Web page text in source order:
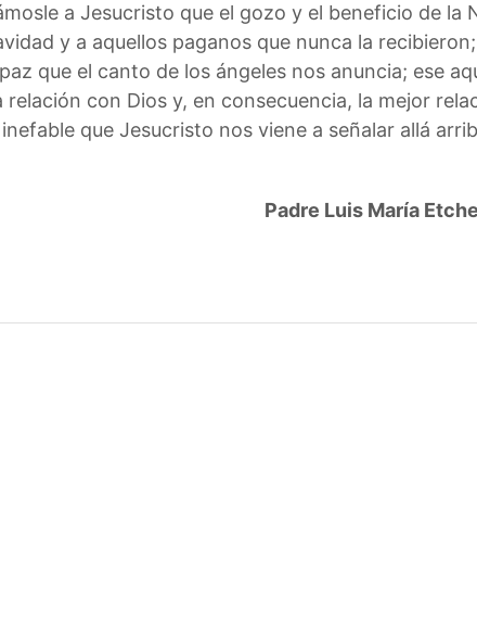
a Jesucristo que el gozo y el beneficio de la
y a aquellos paganos que nunca la
que el canto de los ángeles nos anuncia; ese
con Dios y, en consecuencia, la mejor
que Jesucristo nos viene a señalar allá
Padre Luis María